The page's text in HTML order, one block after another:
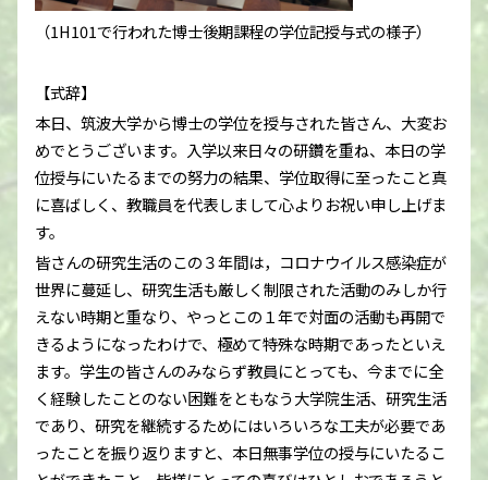
（1H101で行われた博士後期課程の学位記授与式の様子）
【式辞】
本日、筑波大学から博士の学位を授与された皆さん、大変お
めでとうございます。入学以来日々の研鑽を重ね、本日の学
位授与にいたるまでの努力の結果、学位取得に至ったこと真
に喜ばしく、教職員を代表しまして心よりお祝い申し上げま
す。
皆さんの研究生活のこの３年間は，コロナウイルス感染症が
世界に蔓延し、研究生活も厳しく制限された活動のみしか行
えない時期と重なり、やっとこの１年で対面の活動も再開で
きるようになったわけで、極めて特殊な時期であったといえ
ます。学生の皆さんのみならず教員にとっても、今までに全
く経験したことのない困難をともなう大学院生活、研究生活
であり、研究を継続するためにはいろいろな工夫が必要であ
ったことを振り返りますと、本日無事学位の授与にいたるこ